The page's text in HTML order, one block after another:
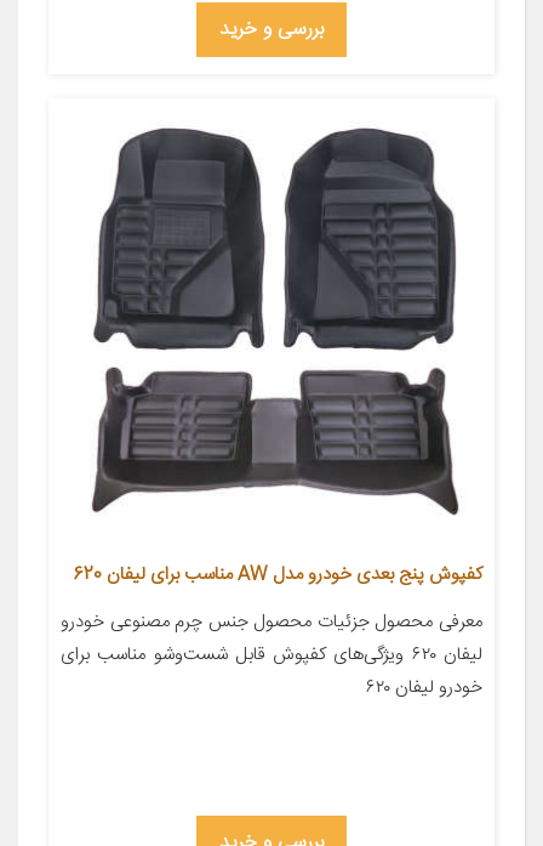
بررسی و خرید
کفپوش پنج بعدی خودرو مدل AW مناسب برای لیفان 620
معرفی محصول جزئیات محصول جنس چرم مصنوعی خودرو
لیفان ۶۲۰ ویژگی‌های کفپوش قابل شست‌وشو مناسب برای
خودرو لیفان ۶۲۰